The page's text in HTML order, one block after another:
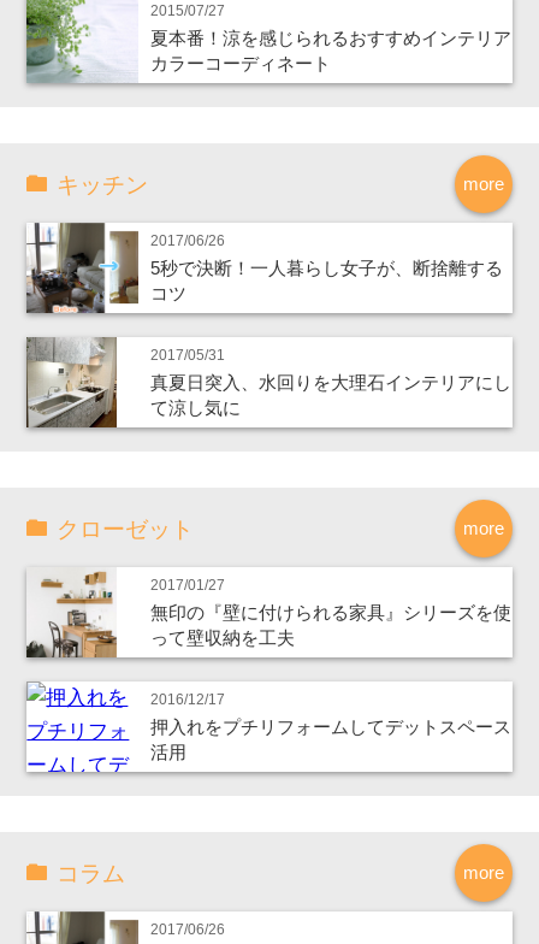
2015/07/27
夏本番！涼を感じられるおすすめインテリア
カラーコーディネート
more
キッチン
2017/06/26
5秒で決断！一人暮らし女子が、断捨離する
コツ
2017/05/31
真夏日突入、水回りを大理石インテリアにし
て涼し気に
more
クローゼット
2017/01/27
無印の『壁に付けられる家具』シリーズを使
って壁収納を工夫
2016/12/17
押入れをプチリフォームしてデットスペース
活用
more
コラム
2017/06/26